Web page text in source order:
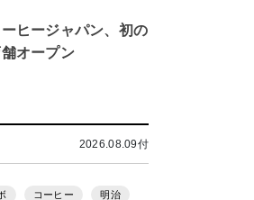
ヒージャパン、初の
オープン
2026.08.09付
コーヒー 明治